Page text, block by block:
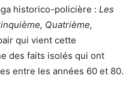
historico-policière : Les
Quatrième,
qui vient cette
des faits isolés qui ont
entre les années 60 et 80.